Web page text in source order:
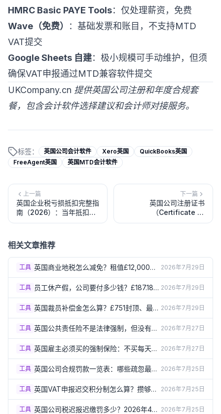
HMRC Basic PAYE Tools：仅处理薪资，免费
Wave（免费）
：基础发票和账目，不支持MTD
VAT提交
Google Sheets 自建：极小规模可手动维护，但须
确保VAT申报通过MTD兼容软件提交
UKCompany.cn 提供英国公司注册和年度合规套
餐，包含会计软件选择建议和会计师对接服务。
标签： 英国公司会计软件 Xero英国
QuickBooks英国
FreeAgent英国
英国MTD会计软件
上一篇
英国企业税亏损抵扣完整指
南（2026）：当年抵扣、
结转后移、结转前移与集团
下一篇
英国公司注册证书
（Certificate of
Incorporation）完整指南
相关文章推荐
工具 英国商业地税怎么减免？租值£12,000以
下直接零税（2026）
2026年7月29日
工具 员工休产假，公司要付多少钱？£187.18周
薪+52周产假规则（2026）
2026年7月29日
工具 英国裁员补偿金怎么算？£751封顶、最高
£22,530（2026）
2026年7月29日
工具 英国公共责任险不是法律强制，但没有它
可能签不到客户合同（2026）
2026年7月27日
工具 英国雇主必须买的强制保险：不买每天罚
£2,500（2026）
2026年7月27日
工具 英国公司合规罚款一览表：哪些疏忽最容
易让你多花几千镑？（2026）
2026年7月25日
工具 英国VAT申报迟交积分制怎么算？攒够分
数直接罚£200（2026）
2026年7月25日
工具 英国公司税迟报迟缴罚多少？2026年4月 2026年7月25日